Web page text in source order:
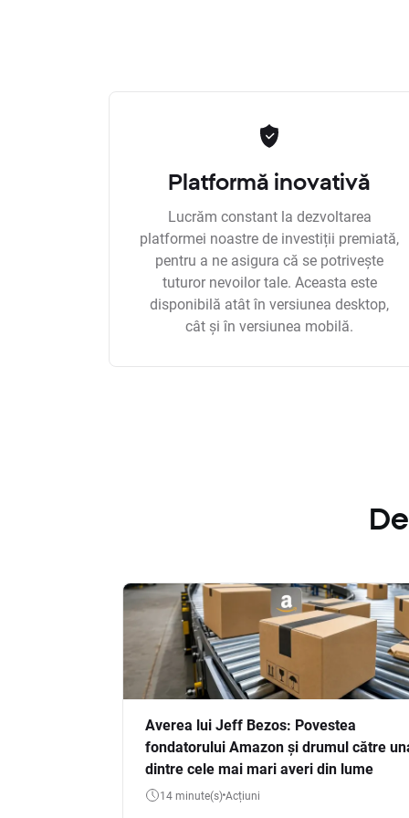
Platformă inovativă
Lucrăm constant la dezvoltarea
platformei noastre de investiții premiată,
pentru a ne asigura că se potrivește
tuturor nevoilor tale. Aceasta este
disponibilă atât în versiunea desktop,
cât și în versiunea mobilă.
Averea lui Jeff Bezos: Povestea
fondatorului Amazon și drumul către
dintre cele mai mari averi din lume
14 minute(s) Acțiuni